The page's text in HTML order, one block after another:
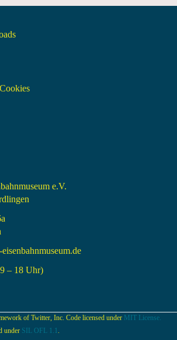
e.V.
– 18 Uhr)
of Twitter, Inc. Code licensed under MIT License.
under SIL OFL 1.1 .